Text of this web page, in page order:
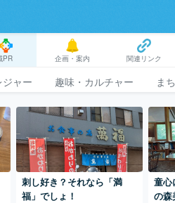
PR 企画・案内 関連リンク
ャー 趣味・カルチャー ま
刺し好き？それなら「満
福」でしょ！
童
の森